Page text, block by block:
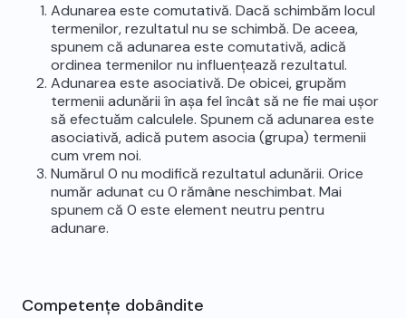
Adunarea este comutativă. Dacă schimbăm locul
termenilor, rezultatul nu se schimbă. De aceea,
spunem că adunarea este comutativă, adică
ordinea termenilor nu influențează rezultatul.
Adunarea este asociativă. De obicei, grupăm
termenii adunării în așa fel încât să ne fie mai ușor
să efectuăm calculele. Spunem că adunarea este
asociativă, adică putem asocia (grupa) termenii
cum vrem noi.
Numărul 0 nu modifică rezultatul adunării. Orice
număr adunat cu 0 rămâne neschimbat. Mai
spunem că 0 este element neutru pentru
adunare.
Competențe dobândite